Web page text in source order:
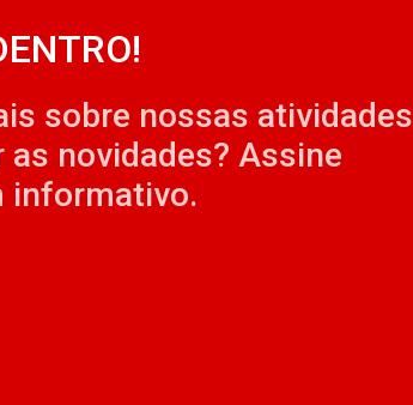
sobre nossas atividades
as novidades? Assine
informativo.